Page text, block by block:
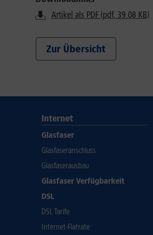
Artikel als PDF (pdf, 39.08 KB)
Zur Übersicht
Internet
Glasfaser
Glasfaseranschluss
Glasfaserausbau
Glasfaser Verfügbarkeit
DSL
DSL Tarife
Internet-Flatrate